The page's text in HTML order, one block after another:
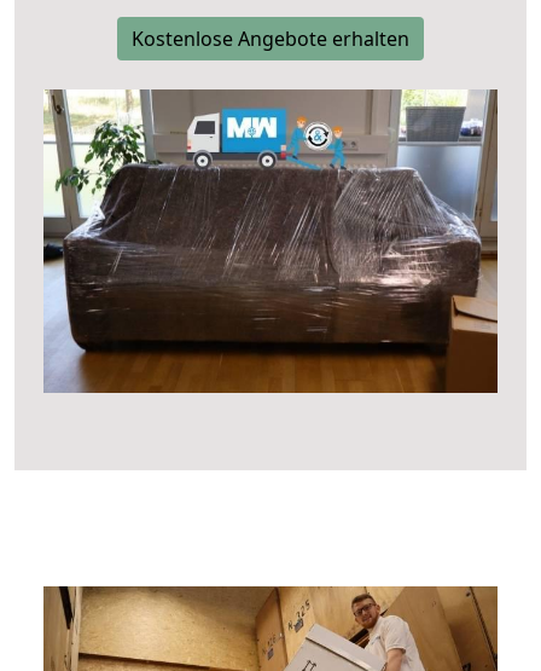
Kostenlose Angebote erhalten